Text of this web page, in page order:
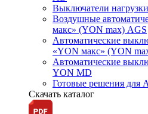
Выключатели
Воздушные
макс» (YON max) AGS
Автоматические
«YON макс» (YON
Автоматические
YON MD
Готовые решения для
Скачать каталог